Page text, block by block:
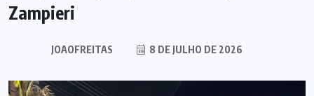
Zampieri
JOAOFREITAS 8 DE JULHO DE 2026